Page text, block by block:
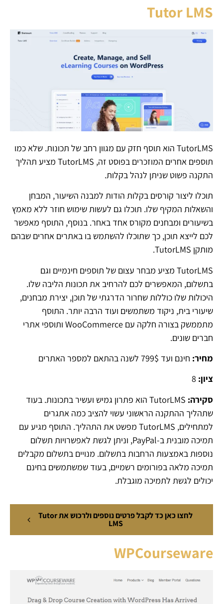
Tutor LMS
TutorLMS הוא תוסף חזק עם מגוון רחב של תכונות. שלא כמו
תוספים אחרים המוזכרים בפוסט זה, TutorLMS מציע תהליך
התקנה פשוט שניתן לנהל בקלות.
תוכלו ליצור קורסים בקלות הודות למבנה השיעור, המבחן
והשאלות המקיף שלו. תוכלו גם לעשות שימוש חוזר ללא מאמץ
בשיעורים ומבחנים מקורס אחד באחר. בנוסף, התוסף מאפשר
לכם לייצא תוכן, כך שתוכלו להשתמש בו באתרים אחרים שבהם
מותקן TutorLMS.
TutorLMS מציע מבחר עצום של תוספים חינמיים וגם
בתשלום, המאפשרים לכם להרחיב את תכונות הליבה שלו.
היכולות שלו כוללות שחרור הדרגתי של תוכן, יצירת מבחנים,
שיעורי בית, ניקוד משתמשים ועוד הרבה יותר. התוסף
מתממשק בצורה חלקה עם WooCommerce ותוספי אתרי
חברים שונים.
מחיר: חינם ועד 799$ לשנה בהתאם למספר האתרים
ציון:
סקירה:
TutorLMS הוא פתרון גמיש ועשיר בתכונות. בעוד
שתהליך ההתקנה הראשוני עשוי להציב כמה אתגרים
למתחילים, TutorLMS מפשט את התהליך. התוסף מגיע עם
תמיכה מובנית ב-PayPal, וניתן לגשת לאפשרויות תשלום
נוספות באמצעות הרחבות בתשלום. מנויים בתשלום מקבלים
תמיכה מלאה בפורומים רשמיים, בעוד שמשתמשים בחינם
יכולים לגשת לתמיכה מוגבלת.
לחצו כאן כד לקבל פרטים נוספים ולרכוש את Tutor
LMS
WPCourseware